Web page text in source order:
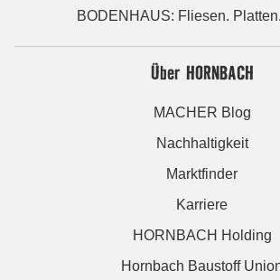
BODENHAUS: Fliesen.
Über HORNBACH
MACHER Blog
Nachhaltigkeit
Marktfinder
Karriere
HORNBACH Holding
Hornbach Baustoff